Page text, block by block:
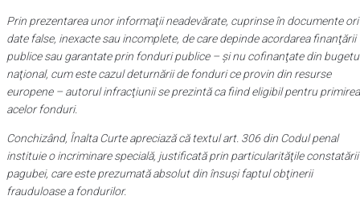
Prin prezentarea unor informaţii neadevărate, cuprinse în documente ori
date false, inexacte sau incomplete, de care depinde acordarea finanţării
publice sau garantate prin fonduri publice – şi nu cofinanţate din
naţional, cum este cazul deturnării de fonduri ce provin din resurse
europene – autorul infracţiunii se prezintă ca fiind eligibil pentru primirea
acelor fonduri.
Conchizând, Înalta Curte apreciază că textul art. 306 din Codul penal
instituie o incriminare specială, justificată prin particularităţile constatării
pagubei, care este prezumată absolut din însuşi faptul obţinerii
frauduloase a fondurilor.